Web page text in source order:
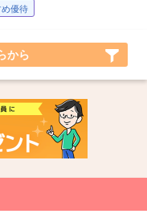
優待
から